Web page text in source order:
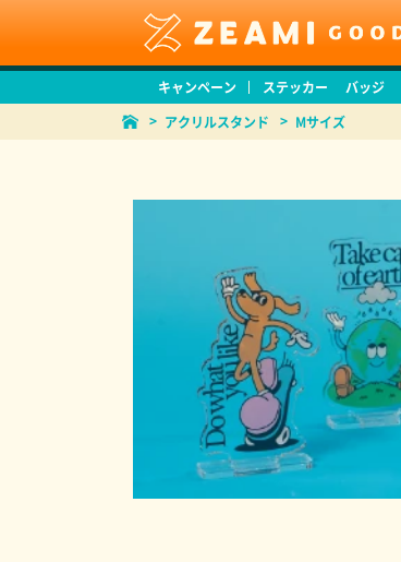
キャンペーン ステッカー バッジ
アクリルスタンド
Mサイズ